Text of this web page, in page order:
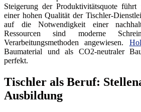
Steigerung der Produktivitätsquote
einer hohen Qualität der Tischler-
auf die Notwendigkeit einer
Ressourcen sind moderne
Verarbeitungsmethoden angewiesen.
Baumaterial und als CO2-neutraler
perfekt.
Tischler als Beruf:
Ausbildung